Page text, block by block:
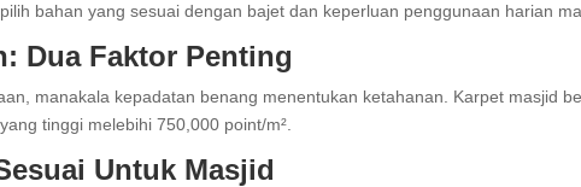
bahan yang sesuai dengan bajet dan keperluan penggunaan harian
Dua Faktor Penting
manakala kepadatan benang menentukan ketahanan. Karpet masjid
tinggi melebihi 750,000 point/m².
Untuk Masjid